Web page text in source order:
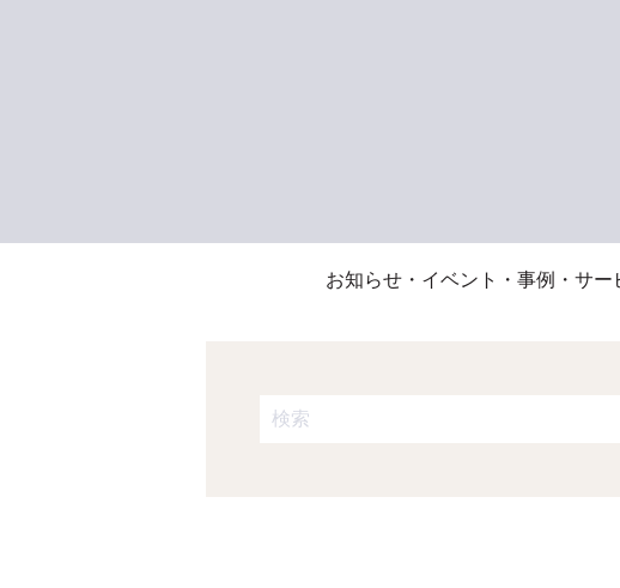
お知らせ・イベント・事例・サ
これは、自動候補機能付きの検索フィー